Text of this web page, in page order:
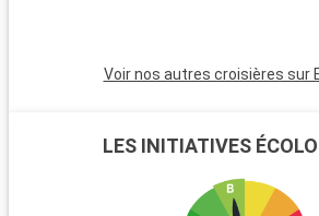
Voir nos autres croisières sur
LES INITIATIVES